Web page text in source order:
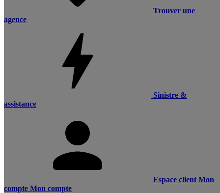
Trouver une
agence
Sinistre &
assistance
Espace client Mon
compte Mon compte